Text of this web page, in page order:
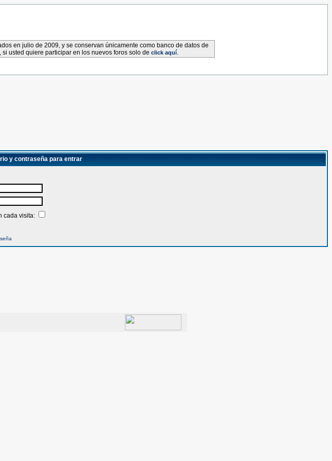
en julio de 2009, y se conservan únicamente como banco de datos de
usted quiere participar en los nuevos foros solo de click aquí.
y contraseña para entrar
cada visita: